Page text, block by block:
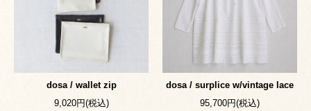
dosa / wallet zip
9,020円(税込)
dosa / surplice w/vintage lace
95,700円(税込)